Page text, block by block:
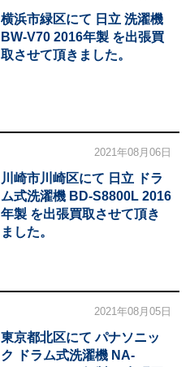
横浜市緑区にて 日立 洗濯機
BW-V70 2016年製 を出張買
取させて頂きました。
2021年08月06日
川崎市川崎区にて 日立 ドラ
ム式洗濯機 BD-S8800L 2016
年製 を出張買取させて頂き
ました。
2021年08月05日
東京都北区にて パナソニッ
ク ドラム式洗濯機 NA-